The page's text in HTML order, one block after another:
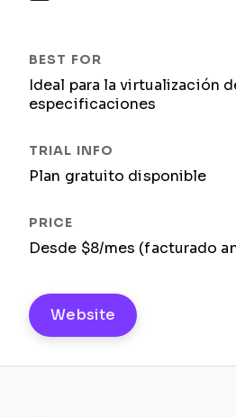
Ideal para la virtualización
especificaciones
Plan gratuito disponible
Desde $8/mes (facturado
Website